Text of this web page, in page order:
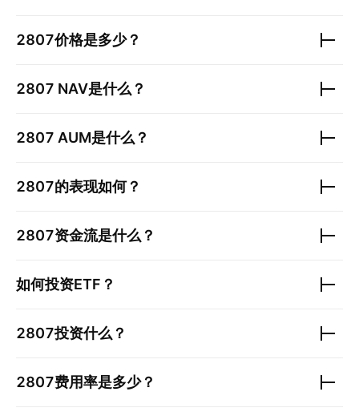
2807价格是多少？
2807 NAV是什么？
2807 AUM是什么？
2807的表现如何？
2807资金流是什么？
如何投资ETF？
2807投资什么？
2807费用率是多少？